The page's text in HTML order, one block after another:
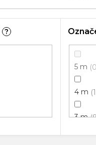
?
5 m 0
4 m
3 m